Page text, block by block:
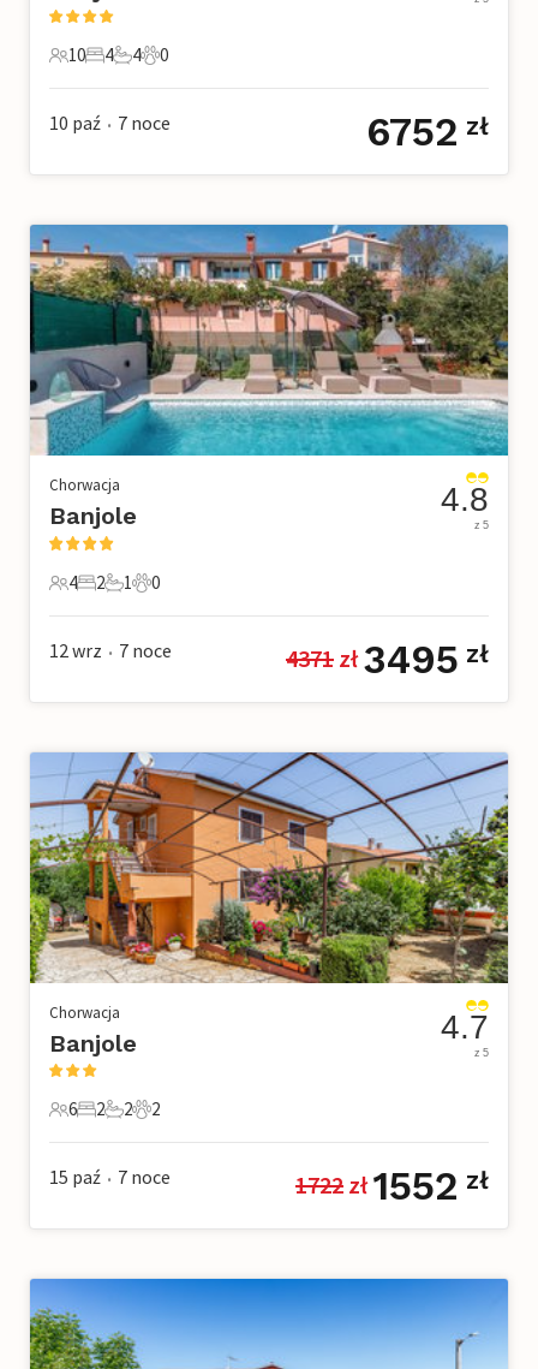
10 Goście
10
4 Sypialnie
4
4 Łazienki
4
0 Zwierzęta domowe
0
10 paź • 7 noce 6752 zł
Chorwacja
Banjole
4 Goście
4
2 Sypialnie
2
1 Łazienka
1
0 Zwierzęta domowe
0
4.8
z 5
12 wrz • 7 noce 4371 zł 3495 zł
Chorwacja
Banjole
6 Goście
6
2 Sypialnie
2
2 Łazienki
2
2 Zwierzęta domowe
2
4.7
z 5
15 paź • 7 noce 1722 zł 1552 zł